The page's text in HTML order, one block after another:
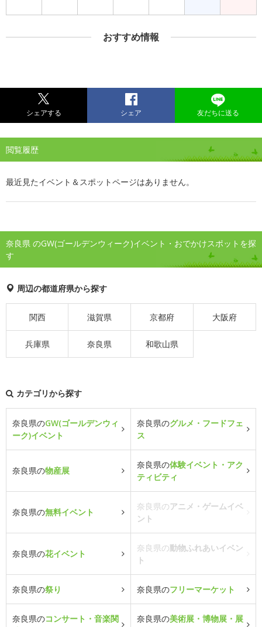
おすすめ情報
シェアする シェア 友だちに送る
閲覧履歴
最近見たイベント＆スポットページはありません。
奈良県 のGW(ゴールデンウィーク)イベント・おでかけスポットを探
す
周辺の都道府県から探す
関西 滋賀県 京都府 大阪府
兵庫県 奈良県 和歌山県
カテゴリから探す
奈良県のGW(ゴールデンウィ
ーク)イベント
奈良県のグルメ・フードフェ
ス
奈良県の物産展
奈良県の体験イベント・アク
ティビティ
奈良県の無料イベント
奈良県のアニメ・ゲームイベ
ント
奈良県の花イベント
奈良県の動物ふれあいイベン
ト
奈良県の祭り 奈良県のフリーマーケット
奈良県のコンサート・音楽関
奈良県の美術展・博物展・展